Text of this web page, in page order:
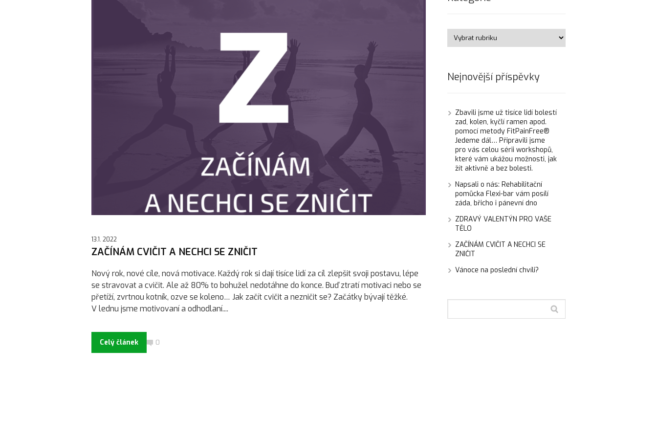
13.1. 2022
ZAČÍNÁM CVIČIT A NECHCI SE ZNIČIT
Nový rok, nové cíle, nová motivace. Každý rok si dají tisíce lidí za cíl zlepšit svoji postavu, lépe
se stravovat a cvičit. Ale až 80% to bohužel nedotáhne do konce. Buď ztratí motivaci nebo se
přetíží, zvrtnou kotník, ozve se koleno… Jak začít cvičit a nezničit se? Začátky bývají těžké.
V lednu jsme motivovaní a odhodlaní....
Celý článek 0
Nejnovější příspěvky
Zbavili jsme už tisíce lidí bolestí
zad, kolen, kyčlí ramen apod.
pomocí metody FitPainFree®
Jedeme dál… Připravili jsme
pro vás celou sérii workshopů,
které vám ukážou možnosti, jak
žít aktivně a bez bolesti.
Napsali o nás: Rehabilitační
pomůcka Flexi-bar vám posílí
záda, břicho i pánevní dno
ZDRAVÝ VALENTÝN PRO VAŠE
TĚLO
ZAČÍNÁM CVIČIT A NECHCI SE
ZNIČIT
Vánoce na poslední chvíli?